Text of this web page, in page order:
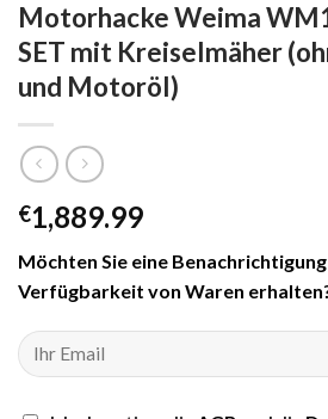
Motorhacke Weima
SET mit Kreiselmäher
und Motoröl)
€1,889.99
Möchten Sie eine
Verfügbarkeit von Waren